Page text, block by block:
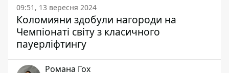
09:51, 13 вересня 2024
Коломияни здобули нагороди на
Чемпіонаті світу з класичного
пауерліфтингу
Романа Гох